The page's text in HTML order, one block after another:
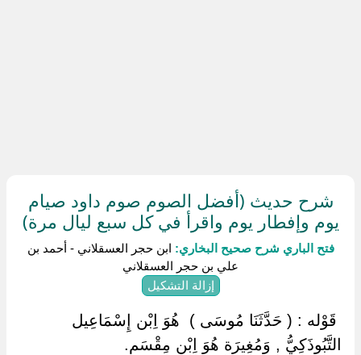
شرح حديث (أفضل الصوم صوم داود صيام
يوم وإفطار يوم واقرأ في كل سبع ليال مرة)
فتح الباري شرح صحيح البخاري: ابن حجر العسقلاني - أحمد بن
علي بن حجر العسقلاني
إزالة التشكيل
‏ ‏قَوْله : ( حَدَّثَنَا مُوسَى ) ‏ ‏هُوَ اِبْن إِسْمَاعِيل
التَّبُوذَكِيُّ , وَمُغِيرَة هُوَ اِبْن مِقْسَم.